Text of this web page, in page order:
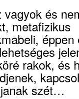
vagyok és
metafizikus
éppen
rakok, és
szét…